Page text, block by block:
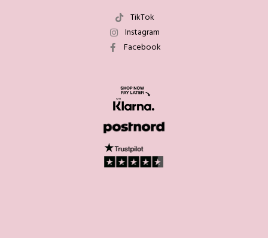
TikTok
Instagram
Facebook